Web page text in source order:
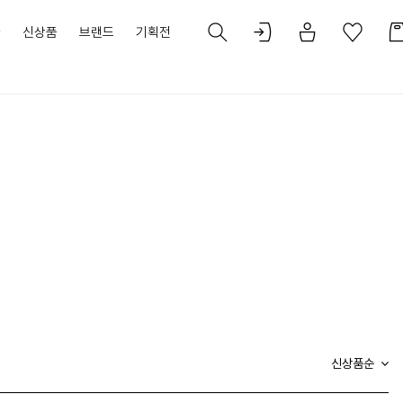
신상품 브랜드 기획전
신상품순